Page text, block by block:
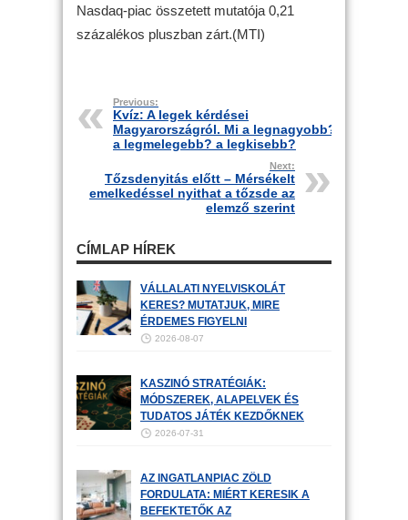
Nasdaq-piac összetett mutatója 0,21
százalékos pluszban zárt.(MTI)
Previous:
Kvíz: A legek kérdései
Magyarországról. Mi a legnagyobb?
a legmelegebb? a legkisebb?
Next:
Tőzsdenyitás előtt – Mérsékelt
emelkedéssel nyithat a tőzsde az
elemző szerint
CÍMLAP HÍREK
VÁLLALATI NYELVISKOLÁT
KERES? MUTATJUK, MIRE
ÉRDEMES FIGYELNI
2026-08-07
KASZINÓ STRATÉGIÁK:
MÓDSZEREK, ALAPELVEK ÉS
TUDATOS JÁTÉK KEZDŐKNEK
2026-07-31
AZ INGATLANPIAC ZÖLD
FORDULATA: MIÉRT KERESIK A
BEFEKTETŐK AZ